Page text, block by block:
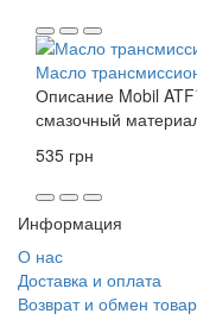
Масло
Описание Mobil
смазочный
535 грн
Информация
О нас
Доставка и оплата
Возврат и обмен